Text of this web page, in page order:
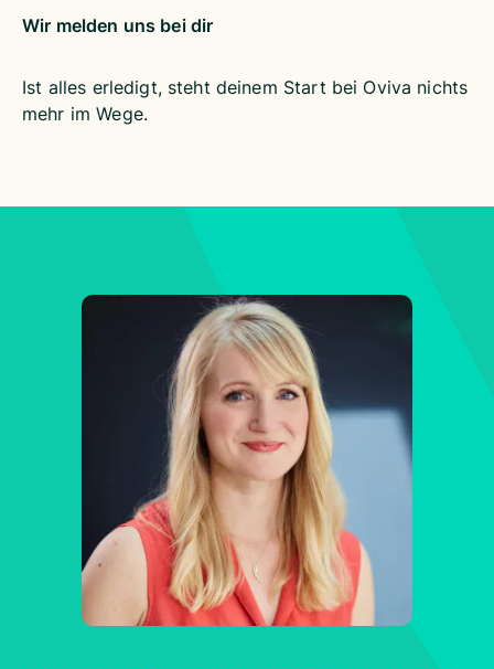
Wir melden uns bei dir
Ist alles erledigt, steht deinem Start bei Oviva nichts
mehr im Wege.